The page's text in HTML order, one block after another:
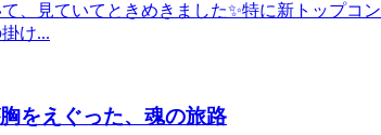
、見ていてときめきました✨特に新トップコ
け...
をえぐった、魂の旅路